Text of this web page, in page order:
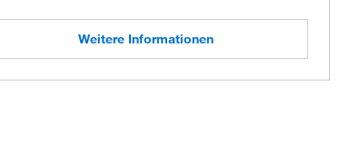
Weitere Informationen